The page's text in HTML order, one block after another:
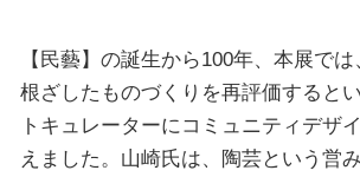
【民藝】の誕生から100年、本展で
根ざしたものづくりを再評価すると
トキュレーターにコミュニティデザ
えました。山崎氏は、陶芸という営